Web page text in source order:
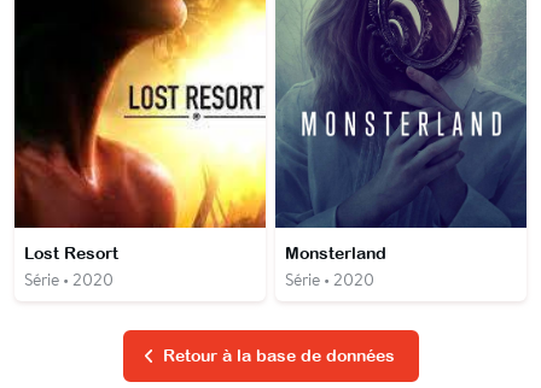
Lost Resort
Série • 2020
Monsterland
Série • 2020
Retour à la base de données